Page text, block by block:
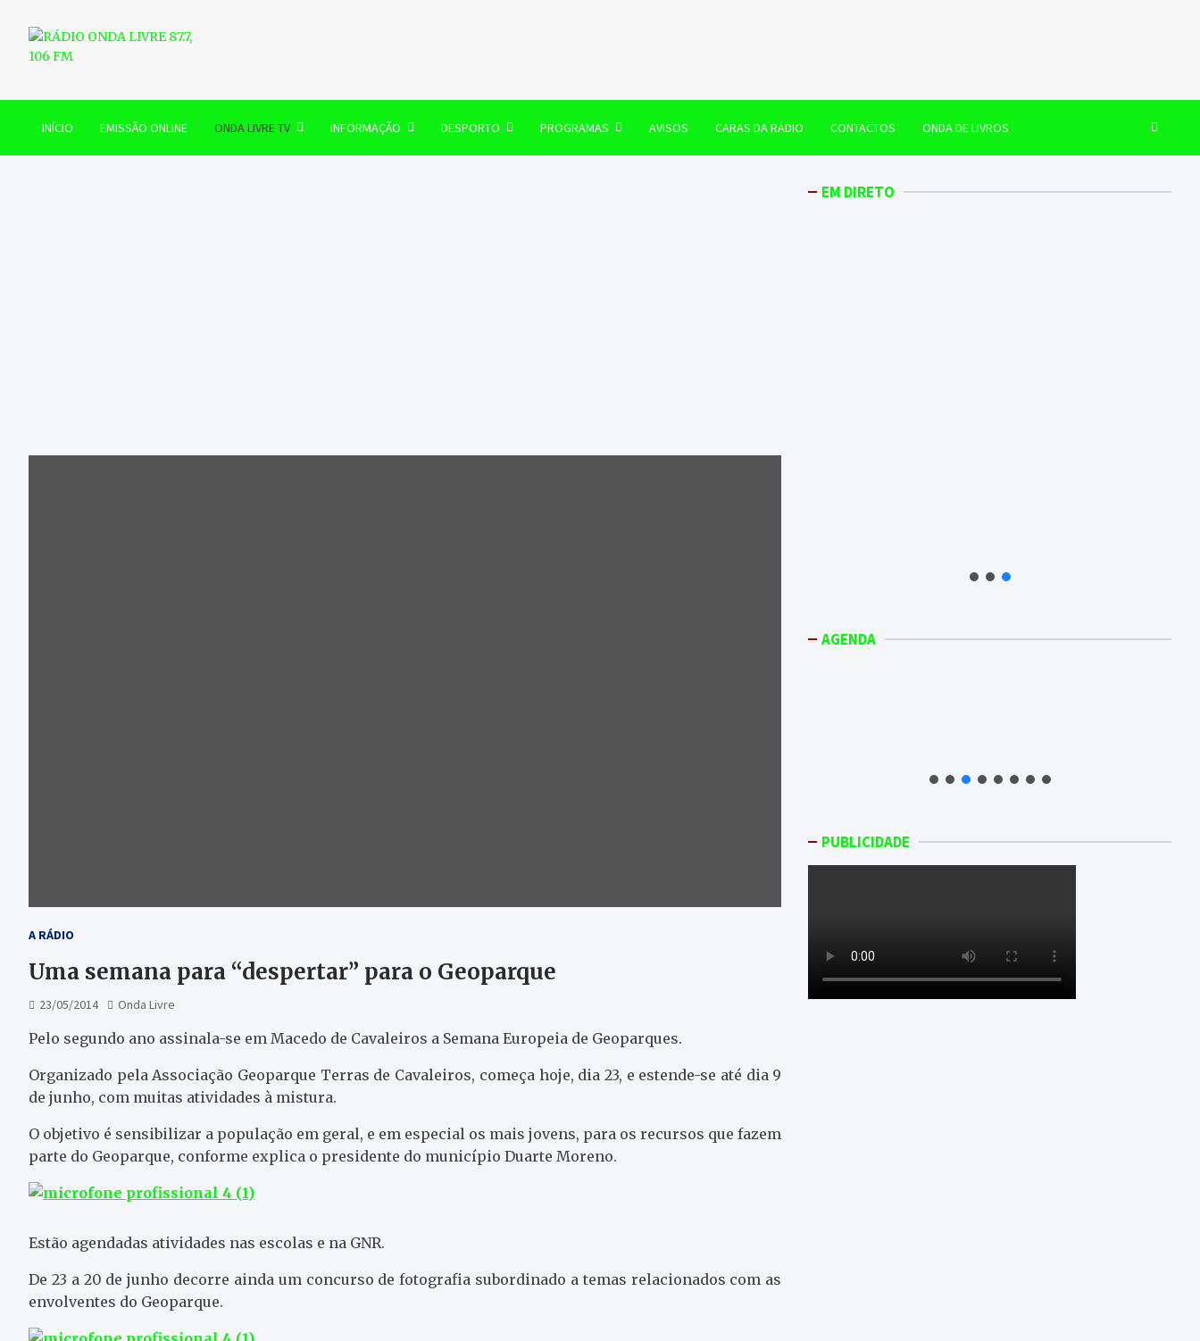
content
RÁDIO ONDA LIVRE 87.7, 106 FM
INÍCIO EMISSÃO ONLINE ONDA LIVRE TV INFORMAÇÃO DESPORTO PROGRAMAS AVISOS CARAS DA RÁDIO CONTACTOS ONDA DE LIVROS
A RÁDIO
Uma semana para “despertar” para o Geoparque
23/05/2014 Onda Livre
Pelo segundo ano assinala-se em Macedo de Cavaleiros a Semana Europeia de Geoparques.
Organizado pela Associação Geoparque Terras de Cavaleiros, começa hoje, dia 23, e estende-se até dia 9
de junho, com muitas atividades à mistura.
O objetivo é sensibilizar a população em geral, e em especial os mais jovens, para os recursos que fazem
parte do Geoparque, conforme explica o presidente do município Duarte Moreno.
Estão agendadas atividades nas escolas e na GNR.
De 23 a 20 de junho decorre ainda um concurso de fotografia subordinado a temas relacionados com as
envolventes do Geoparque.
EM DIRETO
AGENDA
PUBLICIDADE